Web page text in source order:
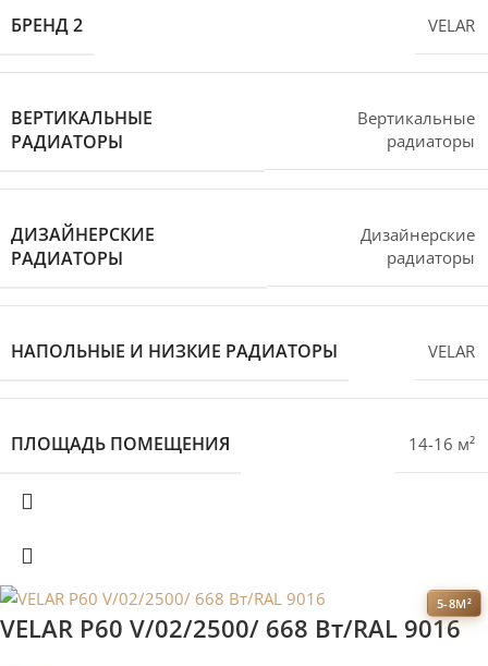
БРЕНД 2 VELAR
ВЕРТИКАЛЬНЫЕ
РАДИАТОРЫ
Вертикальные
радиаторы
ДИЗАЙНЕРСКИЕ
РАДИАТОРЫ
Дизайнерские
радиаторы
НАПОЛЬНЫЕ И НИЗКИЕ РАДИАТОРЫ VELAR
ПЛОЩАДЬ ПОМЕЩЕНИЯ 14-16 м²
5-8М²
VELAR P60 V/02/2500/ 668 Bт/RAL 9016